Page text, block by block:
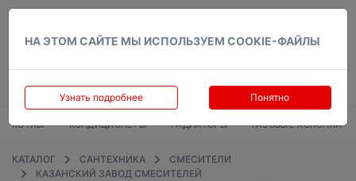
НА ЭТОМ САЙТЕ МЫ ИСПОЛЬЗУЕМ COOKIE-ФАЙЛЫ
Узнать подробнее Понятно
КОТЛЫ КОНДИЦИОНЕРЫ РАДИАТОРЫ ГАЗОВЫЕ КОЛОНКИ
КАТАЛОГ САНТЕХНИКА
СМЕСИТЕЛИ
КАЗАНСКИЙ ЗАВОД СМЕСИТЕЛЕЙ